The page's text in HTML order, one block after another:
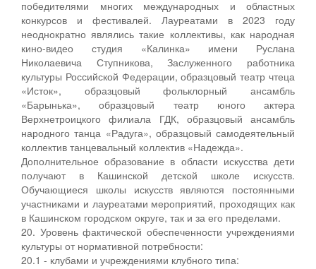
победителями многих международных и областных
конкурсов и фестивалей. Лауреатами в 2023 году
неоднократно являлись такие коллективы, как народная
кино-видео студия «Калинка» имени Руслана
Николаевича Ступникова, Заслуженного работника
культуры Российской Федерации, образцовый театр чтеца
«Исток», образцовый фольклорный ансамбль
«Барынька», образцовый театр юного актера
Верхнетроицкого филиала ГДК, образцовый ансамбль
народного танца «Радуга», образцовый самодеятельный
коллектив танцевальный коллектив «Надежда».
Дополнительное образование в области искусства дети
получают в Кашинской детской школе искусств.
Обучающиеся школы искусств являются постоянными
участниками и лауреатами мероприятий, проходящих как
в Кашинском городском округе, так и за его пределами.
20. Уровень фактической обеспеченности учреждениями
культуры от нормативной потребности:
20.1 - клубами и учреждениями клубного типа: